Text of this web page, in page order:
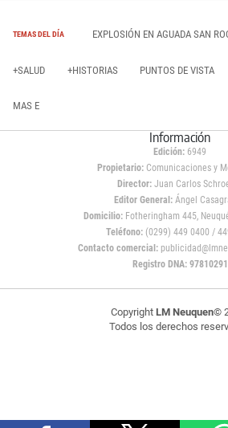
TEMAS DEL DÍA EXPLOSIÓN EN AGUADA SAN
+SALUD +HISTORIAS PUNTOS DE VISTA
MAS E
Información
Edición: 6949
Propietario:Comunicaciones y
Director: Juan Carlos
Editor General:Ángel
Domicilio:Fotheringham 445,
Teléfono: (0299) 449 0400 /
Contacto comercial:
Registro DNA: 97810291
Copyright LM Neuquen©
Todos los derechos